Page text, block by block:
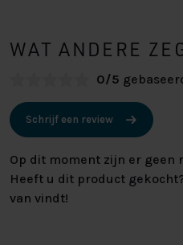
WAT ANDERE
0/5
Schrijf een review
Op dit moment zijn er geen
Heeft u dit product
van vindt!